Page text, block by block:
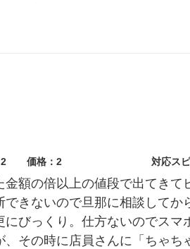
価格：2 対応ス
額の倍以上の値段で出てきて
きないので旦那に相談してか
びっくり。仕方ないのでスマ
その時に店員さんに「ちゃち